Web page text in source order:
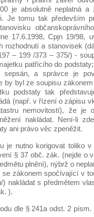
je absolutně neplatná
Je tomu tak především
17.6.1998, Cpjn 19/98,
rozhodnutí a stanovisek
– 199 /373 – 375/) -
patřícího do
a správce je
by byl ze soupisu
podstaty tak
(např. v řízení o zápisu
nemovitostí), že je
nakládat. Není-li
ani právo věc zpeněžit.
je nutno korigovat toliko
§ 37 obč. zák. (nejde o
plnění), nýbrž o
zákonem spočívající v
) nakládat s předmětem
).
dle § 241a odst. 2